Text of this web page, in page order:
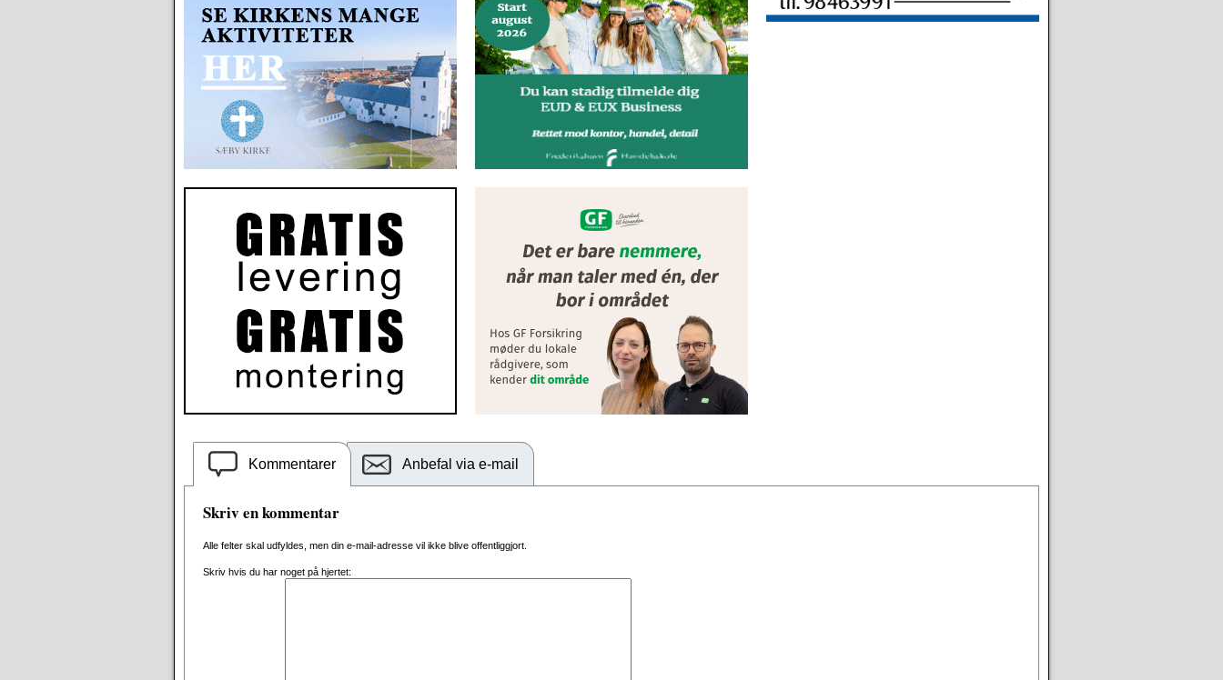
Kommentarer Anbefal via e-mail
Skriv en kommentar
Alle felter skal udfyldes, men din e-mail-adresse vil ikke blive offentliggjort.
Skriv hvis du har noget på hjertet: